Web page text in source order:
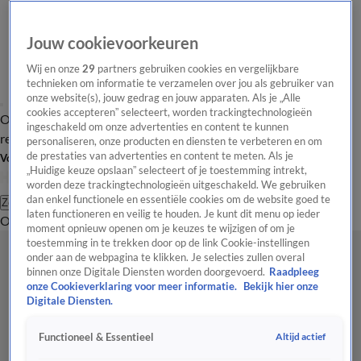
Overzicht Laatste nieuws Regionieuws Het beste van Hart
Tip de
redactie
Volg Hart van Nederland
Zoeken
OverzichtRegioUitzendingenWeerTip de redactiePanelVideo's
Jouw cookievoorkeuren
Wij en onze29 partners gebruiken cookies en vergelijkbare
technieken om informatie te verzamelen over jou als gebruiker van
onze website(s), jouw gedrag en jouw apparaten. Als je „Alle
cookies accepteren” selecteert, worden trackingtechnologieën
ingeschakeld om onze advertenties en content te kunnen
personaliseren, onze producten en diensten te verbeteren en om
de prestaties van advertenties en content te meten. Als je
„Huidige keuze opslaan” selecteert of je toestemming intrekt,
worden deze trackingtechnologieën uitgeschakeld. We gebruiken
dan enkel functionele en essentiële cookies om de website goed te
laten functioneren en veilig te houden. Je kunt dit menu op ieder
moment opnieuw openen om je keuzes te wijzigen of om je
toestemming in te trekken door op de link Cookie-instellingen
onder aan de webpagina te klikken. Je selecties zullen overal
binnen onze Digitale Diensten worden doorgevoerd. Raadpleeg
onze Cookieverklaring voor meer informatie.
Bekijk hier onze
Digitale Diensten.
Functioneel & Essentieel Altijd actief